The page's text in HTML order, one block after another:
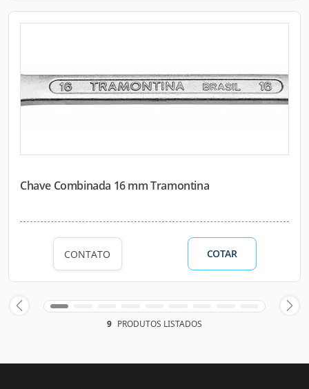
Chave Combinada 16 mm Tramontina
CONTATO COTAR
9 PRODUTOS LISTADOS